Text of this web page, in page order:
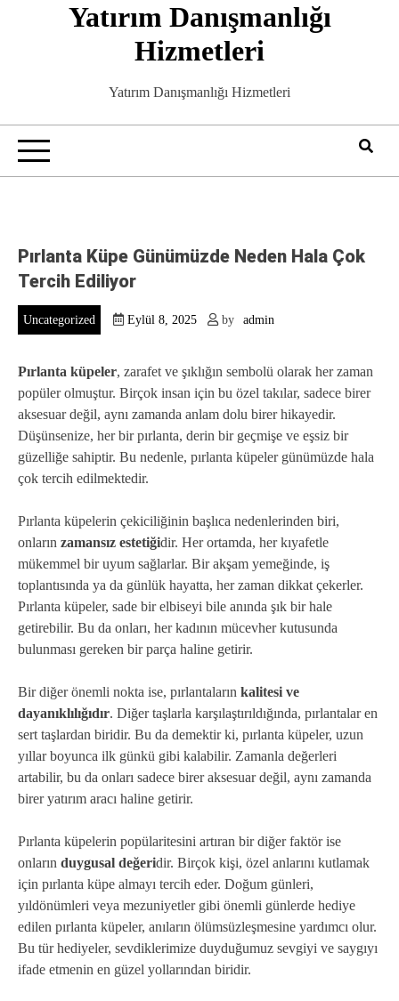
Yatırım Danışmanlığı
Hizmetleri
Yatırım Danışmanlığı Hizmetleri
Pırlanta Küpe Günümüzde Neden Hala Çok
Tercih Ediliyor
Uncategorized Eylül 8, 2025 by admin
Pırlanta küpeler, zarafet ve şıklığın sembolü olarak her zaman
popüler olmuştur. Birçok insan için bu özel takılar, sadece birer
aksesuar değil, aynı zamanda anlam dolu birer hikayedir.
Düşünsenize, her bir pırlanta, derin bir geçmişe ve eşsiz bir
güzelliğe sahiptir. Bu nedenle, pırlanta küpeler günümüzde hala
çok tercih edilmektedir.
Pırlanta küpelerin çekiciliğinin başlıca nedenlerinden biri,
onların zamansız estetiğidir. Her ortamda, her kıyafetle
mükemmel bir uyum sağlarlar. Bir akşam yemeğinde, iş
toplantısında ya da günlük hayatta, her zaman dikkat çekerler.
Pırlanta küpeler, sade bir elbiseyi bile anında şık bir hale
getirebilir. Bu da onları, her kadının mücevher kutusunda
bulunması gereken bir parça haline getirir.
Bir diğer önemli nokta ise, pırlantaların kalitesi ve
dayanıklılığıdır. Diğer taşlarla karşılaştırıldığında, pırlantalar en
sert taşlardan biridir. Bu da demektir ki, pırlanta küpeler, uzun
yıllar boyunca ilk günkü gibi kalabilir. Zamanla değerleri
artabilir, bu da onları sadece birer aksesuar değil, aynı zamanda
birer yatırım aracı haline getirir.
Pırlanta küpelerin popülaritesini artıran bir diğer faktör ise
onların duygusal değeridir. Birçok kişi, özel anlarını kutlamak
için pırlanta küpe almayı tercih eder. Doğum günleri,
yıldönümleri veya mezuniyetler gibi önemli günlerde hediye
edilen pırlanta küpeler, anıların ölümsüzleşmesine yardımcı olur.
Bu tür hediyeler, sevdiklerimize duyduğumuz sevgiyi ve saygıyı
ifade etmenin en güzel yollarından biridir.